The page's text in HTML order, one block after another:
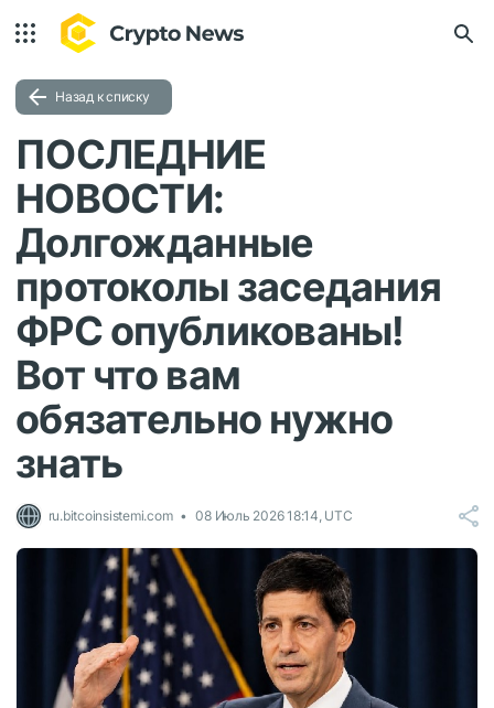
Назад к списку
ПОСЛЕДНИЕ
НОВОСТИ:
Долгожданные
протоколы заседания
ФРС опубликованы!
Вот что вам
обязательно нужно
знать
ru.bitcoinsistemi.com 08 Июль 2026 18:14, UTC